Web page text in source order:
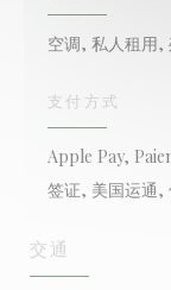
空调, 私人租用,
支付方式
Apple Pay,
签证, 美国运通,
交通